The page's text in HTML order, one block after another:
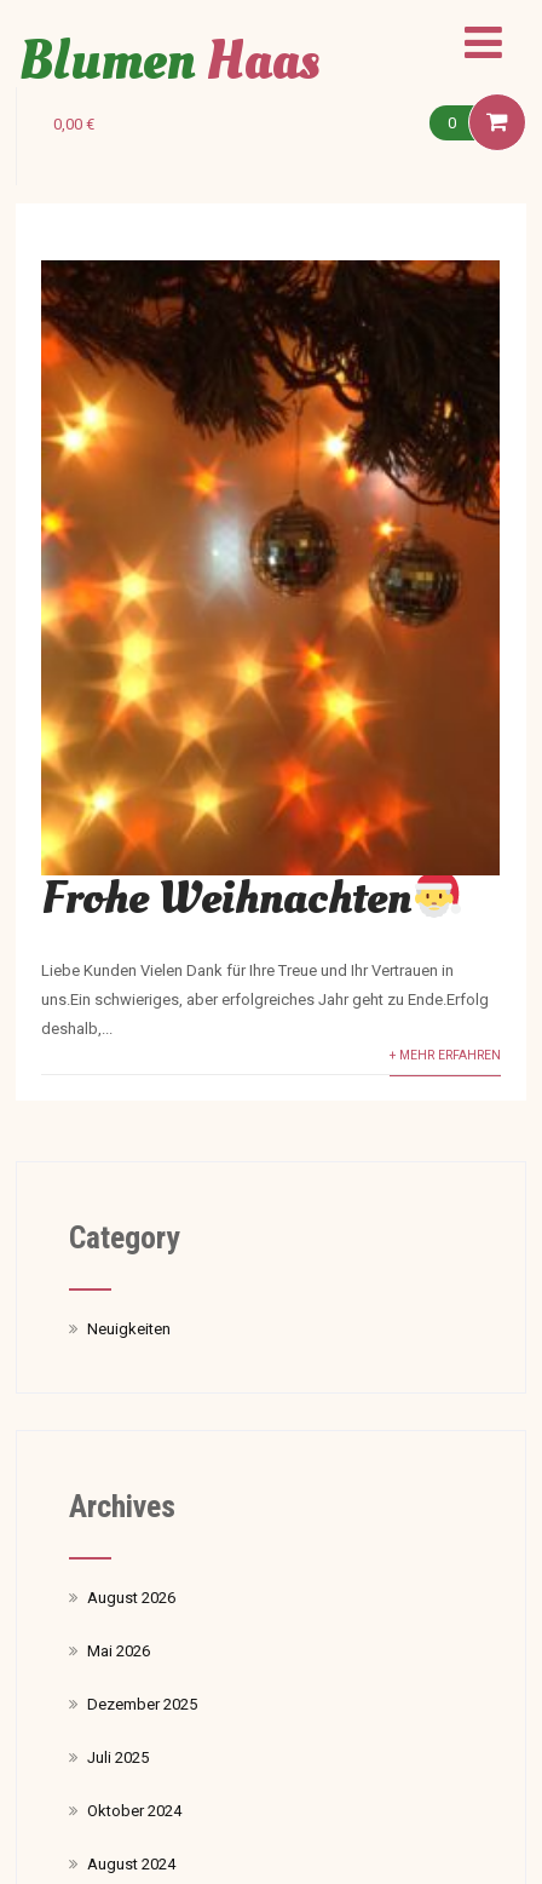
BlumenHaas
0
0,00€
Frohe Weihnachten
Liebe Kunden Vielen Dank für Ihre Treue und Ihr Vertrauen in
uns.Ein schwieriges, aber erfolgreiches Jahr geht zu Ende.Erfolg
deshalb,...
+ MEHR ERFAHREN
Category
Neuigkeiten
Archives
August 2026
Mai 2026
Dezember 2025
Juli 2025
Oktober 2024
August 2024